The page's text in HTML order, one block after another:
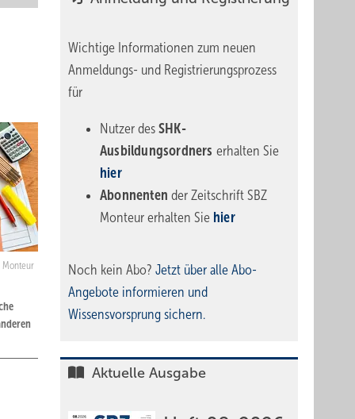
Monteur
Wichtige Informationen zum neuen
Anmeldungs- und Registrierungsprozess
für
Nutzer des SHK-
Ausbildungsordners erhalten Sie
hier
Abonnentender Zeitschrift SBZ
Monteur erhalten Sie hier
Noch kein Abo? Jetzt über alle Abo-
Angebote informieren und
Wissensvorsprung sichern.
Aktuelle Ausgabe